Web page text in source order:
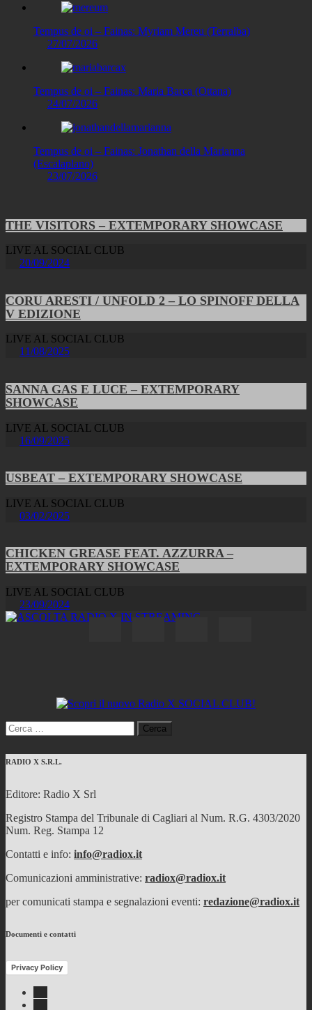
Tempus de oi – Fainas: Myriam Mereu (Terralba)
27/07/2026
Tempus de oi – Fainas: Maria Barca (Ottana)
24/07/2026
Tempus de oi – Fainas: Jonathan della Marianna
(Escalaplano)
23/07/2026
THE VISITORS – EXTEMPORARY SHOWCASE
LIVE AL SOCIAL CLUB
20/09/2024
CORU ARESTI / UNFOLD 2 – LO SPINOFF DELLA
V EDIZIONE
LIVE AL SOCIAL CLUB
11/08/2025
SANNA GAS E LUCE – EXTEMPORARY
SHOWCASE
LIVE AL SOCIAL CLUB
16/09/2025
USBEAT – EXTEMPORARY SHOWCASE
LIVE AL SOCIAL CLUB
03/02/2025
CHICKEN GREASE FEAT. AZZURRA –
EXTEMPORARY SHOWCASE
LIVE AL SOCIAL CLUB
23/09/2024
Ricerca
per:
RADIO X S.R.L.
Editore: Radio X Srl
Registro Stampa del Tribunale di Cagliari al Num. R.G. 4303/2020
Num. Reg. Stampa 12
Contatti e info: info@radiox.it
Comunicazioni amministrative: radiox@radiox.it
per comunicati stampa e segnalazioni eventi: redazione@radiox.it
Documenti e contatti
Privacy Policy